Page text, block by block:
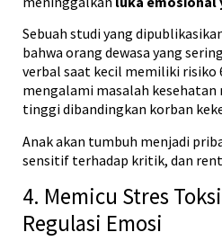
Sebuah studi yang
bahwa orang dewasa yang
verbal saat kecil memiliki risiko
mengalami masalah
tinggi dibandingkan korban
Anak akan tumbuh menjadi
sensitif terhadap kritik, dan
4. Memicu Stres
Regulasi Emosi